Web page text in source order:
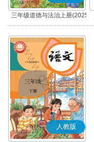
三年级道德与法治上册(2025
秋版)(部编版)
人教版